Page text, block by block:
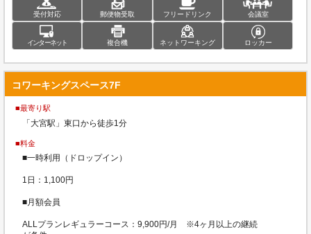
受付対応 郵便物受取 フリードリンク 会議室
インターネット 複合機 ネットワーキング ロッカー
コワーキングスペース7F
■最寄り駅
「大宮駅」東口から徒歩1分
■料金
■一時利用（ドロップイン）
1日：1,100円
■月額会員
ALLプランレギュラーコース：9,900円/月 ※4ヶ月以上の継続